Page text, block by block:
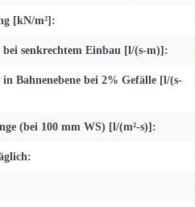
[kN/m²]:
bei senkrechtem Einbau [l/(s-m)]:
in Bahnenebene bei 2% Gefälle [l/(s-
(bei 100 mm WS) [l/(m²-s)]: